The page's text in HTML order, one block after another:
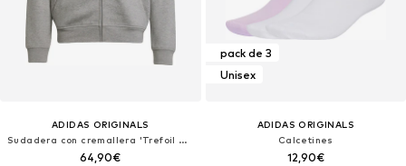
ADIDAS ORIGINALS
Sudadera con cremallera 'Trefoil Essentials'
64,90€
pack de 3
Unisex
ADIDAS ORIGINALS
Calcetines
12,90€